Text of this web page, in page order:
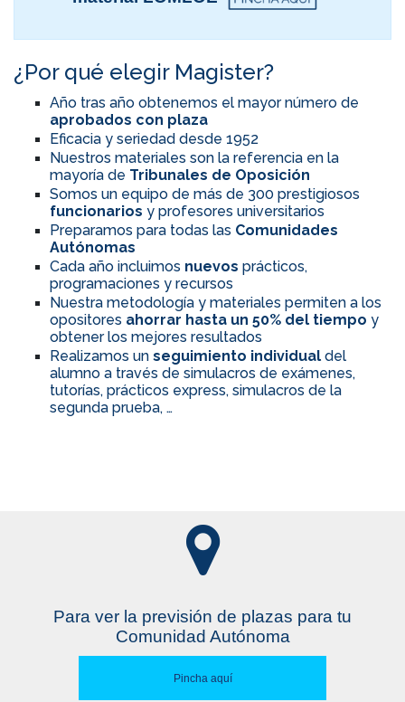
¿Por qué elegir Magister?
Año tras año obtenemos el mayor número de
aprobados con plaza
Eficacia y seriedad desde 1952
Nuestros materiales son la referencia en la
mayoría de Tribunales de Oposición
Somos un equipo de más de 300 prestigiosos
funcionarios y profesores universitarios
Preparamos para todas las Comunidades
Autónomas
Cada año incluimos nuevos prácticos,
programaciones y recursos
Nuestra metodología y materiales permiten a los
opositores ahorrar hasta un 50% del tiempo y
obtener los mejores resultados
Realizamos un seguimiento individual del
alumno a través de simulacros de exámenes,
tutorías, prácticos express, simulacros de la
segunda prueba, …
Para ver la previsión de plazas para tu
Comunidad Autónoma
Pincha aquí